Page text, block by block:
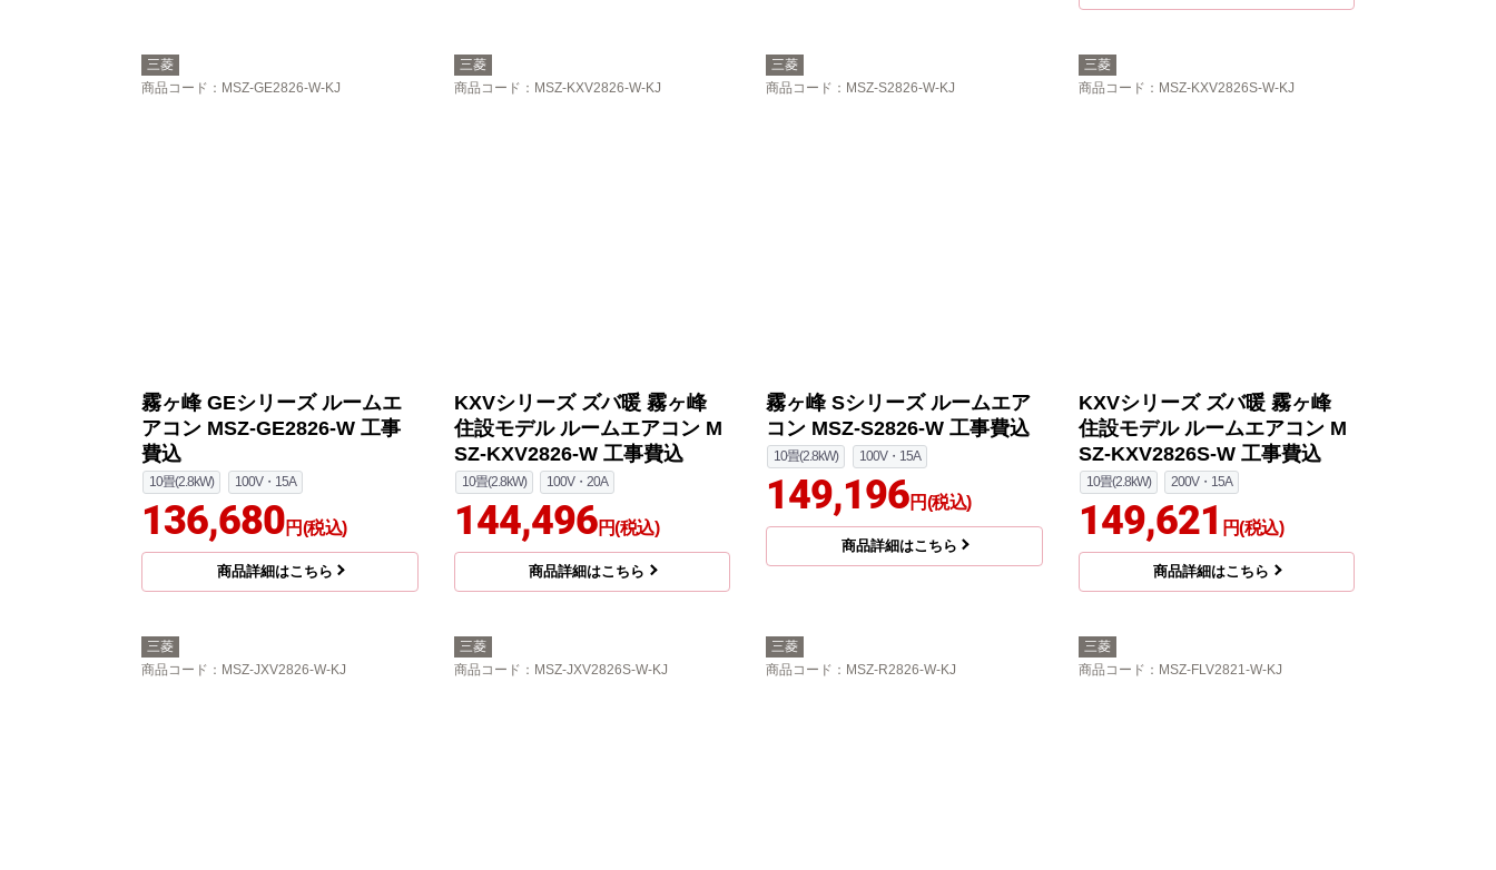
三菱
商品コード ：MSZ-GE2826-W-KJ
霧ヶ峰 GEシリーズ ルームエ
アコン MSZ-GE2826-W 工事
費込
10畳(2.8kW) 100V・15A
136,680円(税込)
商品詳細はこちら
三菱
商品コード ：MSZ-KXV2826-W-KJ
KXVシリーズ ズバ暖 霧ヶ峰
住設モデル ルームエアコン M
SZ-KXV2826-W 工事費込
10畳(2.8kW) 100V・20A
144,496円(税込)
商品詳細はこちら
三菱
商品コード ：MSZ-S2826-W-KJ
霧ヶ峰 Sシリーズ ルームエア
コン MSZ-S2826-W 工事費込
10畳(2.8kW) 100V・15A
149,196円(税込)
商品詳細はこちら
三菱
商品コード ：MSZ-KXV2826S-W-KJ
KXVシリーズ ズバ暖 霧ヶ峰
住設モデル ルームエアコン M
SZ-KXV2826S-W 工事費込
10畳(2.8kW) 200V・15A
149,621 円(税込)
商品詳細はこちら
三菱
商品コード ：MSZ-JXV2826-W-KJ
三菱
商品コード ：MSZ-JXV2826S-W-KJ
三菱
商品コード ：MSZ-R2826-W-KJ
三菱
商品コード ：MSZ-FLV2821-W-KJ